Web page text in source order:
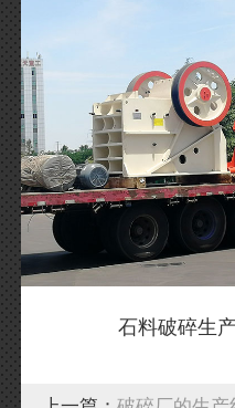
石料破碎生